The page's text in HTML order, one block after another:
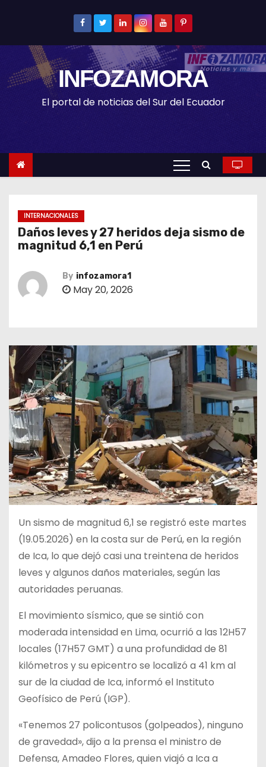
t
e
INFOZAMORA
El portal de noticias del Sur del Ecuador
INTERNACIONALES
Daños leves y 27 heridos deja sismo de
magnitud 6,1 en Perú
By infozamora1
May 20, 2026
Un sismo de magnitud 6,1 se registró este martes
(19.05.2026) en la costa sur de Perú, en la región
de Ica, lo que dejó casi una treintena de heridos
leves y algunos daños materiales, según las
autoridades peruanas.
El movimiento sísmico, que se sintió con
moderada intensidad en Lima, ocurrió a las 12H57
locales (17H57 GMT) a una profundidad de 81
kilómetros y su epicentro se localizó a 41 km al
sur de la ciudad de Ica, informó el Instituto
Geofísico de Perú (IGP).
«Tenemos 27 policontusos (golpeados), ninguno
de gravedad», dijo a la prensa el ministro de
Defensa, Amadeo Flores, quien viajó a Ica a